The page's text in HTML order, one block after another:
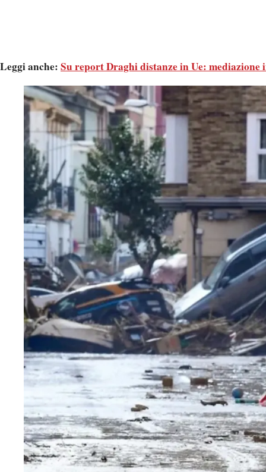
Leggi anche: Su report Draghi distanze in Ue: mediazione